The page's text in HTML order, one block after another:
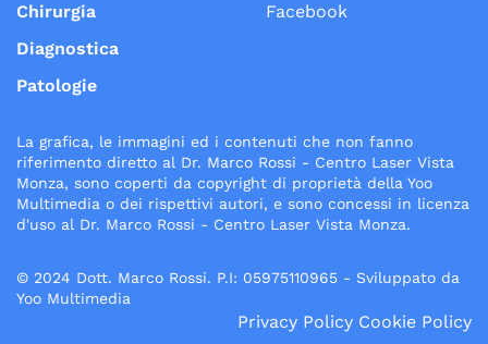
Chirurgia
Diagnostica
Patologie
Facebook
La grafica, le immagini ed i contenuti che non fanno
riferimento diretto al Dr. Marco Rossi - Centro Laser Vista
Monza, sono coperti da copyright di proprietà della Yoo
Multimedia o dei rispettivi autori, e sono concessi in licenza
d'uso al Dr. Marco Rossi - Centro Laser Vista Monza.
© 2024 Dott. Marco Rossi. P.I: 05975110965 - Sviluppato da
Yoo Multimedia
Privacy Policy Cookie Policy